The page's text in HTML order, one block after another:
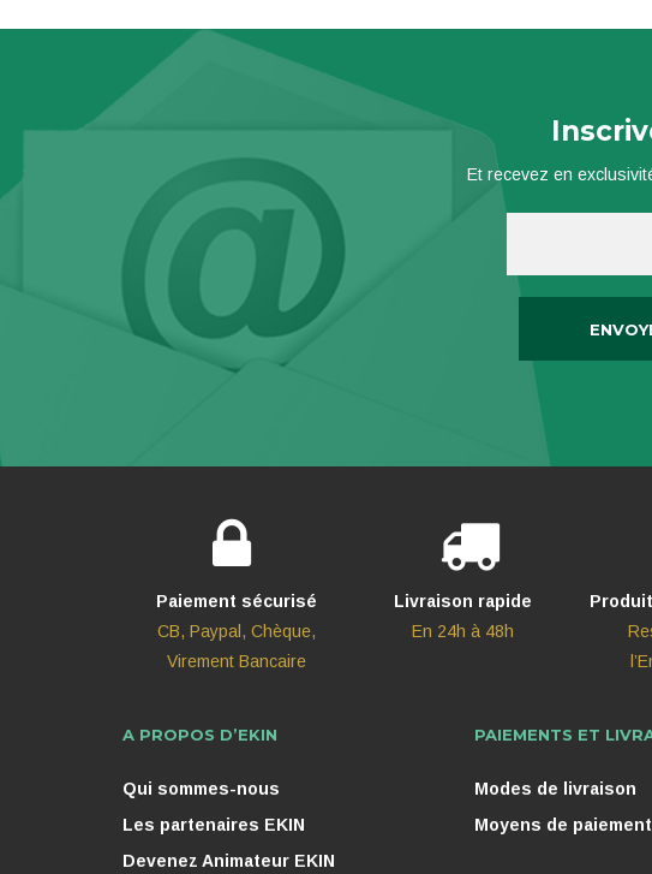
Et recevez en
Paiement sécurisé
CB, Paypal, Chèque,
Virement Bancaire
Livraison rapide
En 24h à 48h
A PROPOS D’EKIN
Qui sommes-nous
Les partenaires EKIN
Devenez Animateur EKIN
PAIEMENTS ET
Modes de livraison
Moyens de paiement